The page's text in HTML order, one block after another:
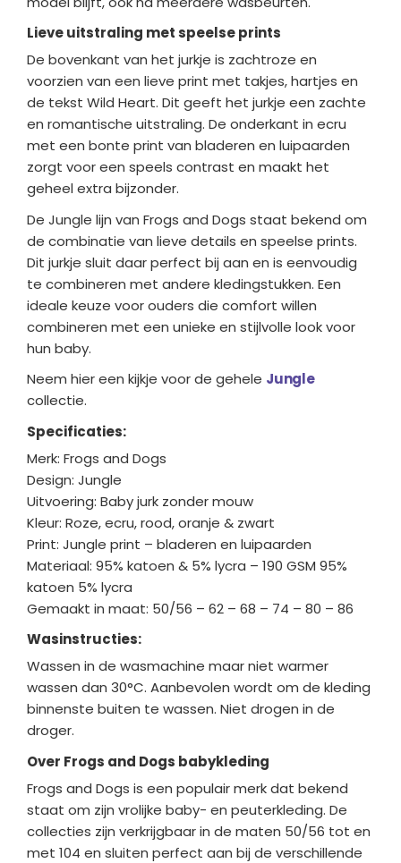
Lieve uitstraling met speelse prints
De bovenkant van het jurkje is zachtroze en
voorzien van een lieve print met takjes, hartjes en
de tekst Wild Heart. Dit geeft het jurkje een zachte
en romantische uitstraling. De onderkant in ecru
met een bonte print van bladeren en luipaarden
zorgt voor een speels contrast en maakt het
geheel extra bijzonder.
De Jungle lijn van Frogs and Dogs staat bekend om
de combinatie van lieve details en speelse prints.
Dit jurkje sluit daar perfect bij aan en is eenvoudig
te combineren met andere kledingstukken. Een
ideale keuze voor ouders die comfort willen
combineren met een unieke en stijlvolle look voor
hun baby.
Neem hier een kijkje voor de gehele Jungle
collectie.
Specificaties:
Merk: Frogs and Dogs
Design: Jungle
Uitvoering: Baby jurk zonder mouw
Kleur: Roze, ecru, rood, oranje & zwart
Print: Jungle print – bladeren en luipaarden
Materiaal: 95% katoen & 5% lycra – 190 GSM 95%
katoen 5% lycra
Gemaakt in maat: 50/56 – 62 – 68 – 74 – 80 – 86
Wasinstructies:
Wassen in de wasmachine maar niet warmer
wassen dan 30°C. Aanbevolen wordt om de kleding
binnenste buiten te wassen. Niet drogen in de
droger.
Over Frogs and Dogs babykleding
Frogs and Dogs is een populair merk dat bekend
staat om zijn vrolijke baby- en peuterkleding. De
collecties zijn verkrijgbaar in de maten 50/56 tot en
met 104 en sluiten perfect aan bij de verschillende